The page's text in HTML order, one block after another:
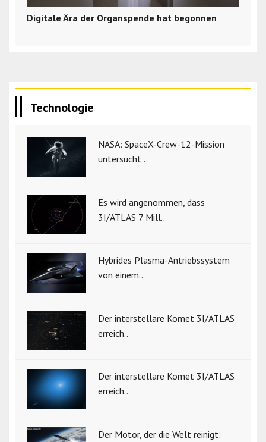
Digitale Ära der Organspende hat begonnen
Technologie
NASA: SpaceX-Crew-12-Mission
untersucht ..
Es wird angenommen, dass
3I/ATLAS 7 Mill..
Hybrides Plasma-Antriebssystem
von einem..
Der interstellare Komet 3I/ATLAS
erreich..
Der interstellare Komet 3I/ATLAS
erreich..
Der Motor, der die Welt reinigt: